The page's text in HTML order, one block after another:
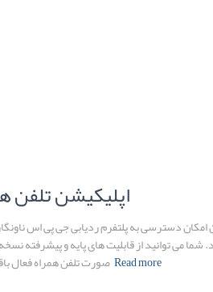
اپلیکیشن تلفن
امکان دسترسی به پلتفرم ردیابی جی پی اس
شما می توانید از قابلیت های پایه و پیشرفته
صورت تلفن همراه فعالRead more